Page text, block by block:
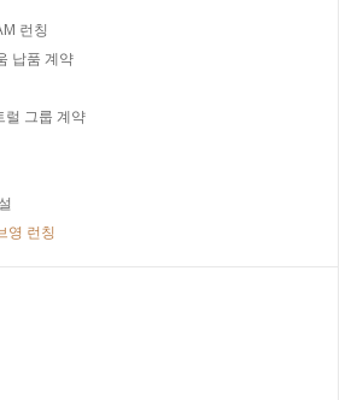
런칭
납품 계약
럴 그룹 계약
영 런칭